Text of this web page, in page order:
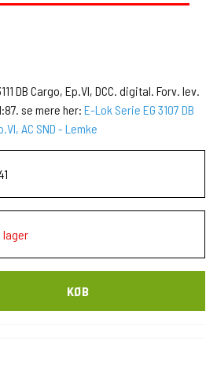
DB Cargo, Ep.VI, DCC. digital. Forv. lev.
se mere her: E-Lok Serie EG 3107 DB
AC SND - Lemke
lager
KØB